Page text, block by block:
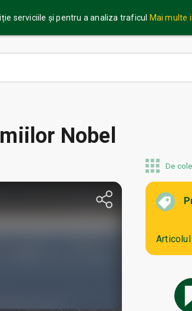
serviciile și pentru a analiza traficul Mai multe
Nobel
De